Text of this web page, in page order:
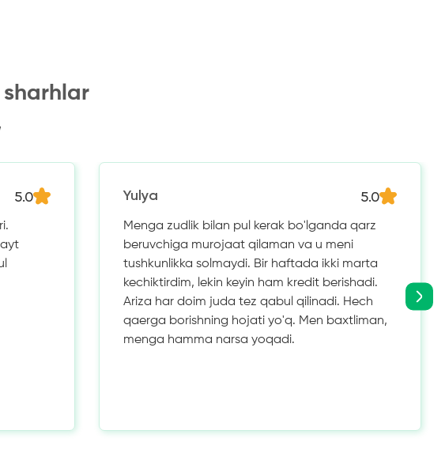
5.0 Yulya 5.0
Menga zudlik bilan pul kerak bo'lganda qarz
beruvchiga murojaat qilaman va u meni
tushkunlikka solmaydi. Bir haftada ikki marta
kechiktirdim, lekin keyin ham kredit berishadi.
Ariza har doim juda tez qabul qilinadi. Hech
qaerga borishning hojati yo'q. Men baxtliman,
menga hamma narsa yoqadi.